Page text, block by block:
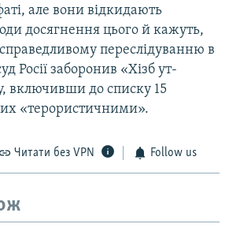
але вони відкидають
досягнення цього й кажуть,
переслідуванню в
Росії заборонив «Хізб ут-
включивши до списку 15
«терористичними».
Читати без VPN Follow us